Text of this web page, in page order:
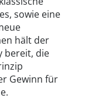
sowie eine
hält der
bereit, die
Gewinn für